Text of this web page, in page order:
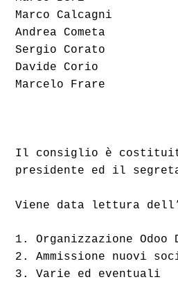
Marco Calcagni
Andrea Cometa
Sergio Corato
Davide Corio
Marcelo Frare
Il consiglio è
presidente ed il
Viene data lettura
1. Organizzazione Odoo
2. Ammissione nuovi
3. Varie ed eventuali